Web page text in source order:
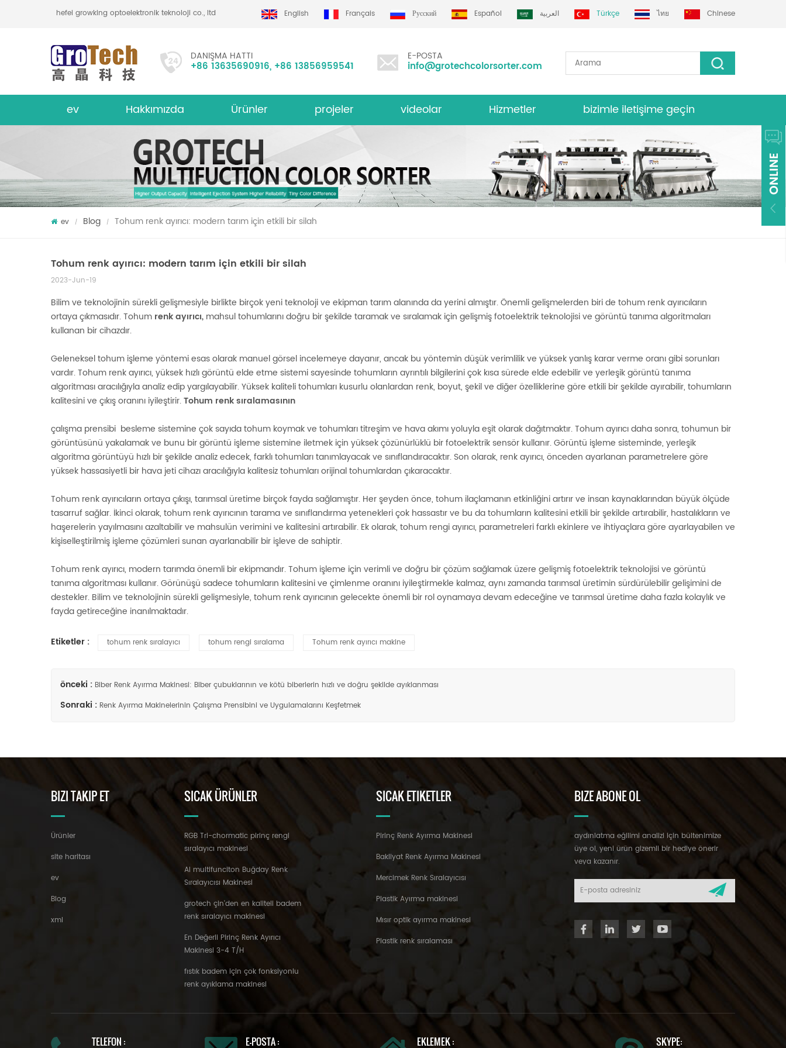
hefei growking optoelektronik teknoloji co., ltd English Français Русский Español العربية Türkçe ไทย Chinese
DANIŞMA HATTI
+86 13635690916, +86 13856959541
E-POSTA
info@grotechcolorsorter.com
ev Hakkımızda Ürünler projeler videolar Hizmetler bizimle iletişime geçin
ev / Blog / Tohum renk ayırıcı: modern tarım için etkili bir silah
Tohum renk ayırıcı: modern tarım için etkili bir silah
2023-Jun-19
Bilim ve teknolojinin sürekli gelişmesiyle birlikte birçok yeni teknoloji ve ekipman tarım alanında da yerini almıştır. Önemli gelişmelerden biri de tohum renk ayırıcıların
ortaya çıkmasıdır. Tohum renk ayırıcı, mahsul tohumlarını doğru bir şekilde taramak ve sıralamak için gelişmiş fotoelektrik teknolojisi ve görüntü tanıma algoritmaları
kullanan bir cihazdır.
Geleneksel tohum işleme yöntemi esas olarak manuel görsel incelemeye dayanır, ancak bu yöntemin düşük verimlilik ve yüksek yanlış karar verme oranı gibi sorunları
vardır. Tohum renk ayırıcı, yüksek hızlı görüntü elde etme sistemi sayesinde tohumların ayrıntılı bilgilerini çok kısa sürede elde edebilir ve yerleşik görüntü tanıma
algoritması aracılığıyla analiz edip yargılayabilir. Yüksek kaliteli tohumları kusurlu olanlardan renk, boyut, şekil ve diğer özelliklerine göre etkili bir şekilde ayırabilir, tohumların
kalitesini ve çıkış oranını iyileştirir.Tohum renk sıralamasının
çalışma prensibi besleme sistemine çok sayıda tohum koymak ve tohumları titreşim ve hava akımı yoluyla eşit olarak dağıtmaktır. Tohum ayırıcı daha sonra, tohumun bir
görüntüsünü yakalamak ve bunu bir görüntü işleme sistemine iletmek için yüksek çözünürlüklü bir fotoelektrik sensör kullanır. Görüntü işleme sisteminde, yerleşik
algoritma görüntüyü hızlı bir şekilde analiz edecek, farklı tohumları tanımlayacak ve sınıflandıracaktır. Son olarak, renk ayırıcı, önceden ayarlanan parametrelere göre
yüksek hassasiyetli bir hava jeti cihazı aracılığıyla kalitesiz tohumları orijinal tohumlardan çıkaracaktır.
Tohum renk ayırıcıların ortaya çıkışı, tarımsal üretime birçok fayda sağlamıştır. Her şeyden önce, tohum ilaçlamanın etkinliğini artırır ve insan kaynaklarından büyük ölçüde
tasarruf sağlar. İkinci olarak, tohum renk ayırıcının tarama ve sınıflandırma yetenekleri çok hassastır ve bu da tohumların kalitesini etkili bir şekilde artırabilir, hastalıkların ve
haşerelerin yayılmasını azaltabilir ve mahsulün verimini ve kalitesini artırabilir. Ek olarak, tohum rengi ayırıcı, parametreleri farklı ekinlere ve ihtiyaçlara göre ayarlayabilen ve
kişiselleştirilmiş işleme çözümleri sunan ayarlanabilir bir işleve de sahiptir.
Tohum renk ayırıcı, modern tarımda önemli bir ekipmandır. Tohum işleme için verimli ve doğru bir çözüm sağlamak üzere gelişmiş fotoelektrik teknolojisi ve görüntü
tanıma algoritması kullanır. Görünüşü sadece tohumların kalitesini ve çimlenme oranını iyileştirmekle kalmaz, aynı zamanda tarımsal üretimin sürdürülebilir gelişimini de
destekler. Bilim ve teknolojinin sürekli gelişmesiyle, tohum renk ayırıcının gelecekte önemli bir rol oynamaya devam edeceğine ve tarımsal üretime daha fazla kolaylık ve
fayda getireceğine inanılmaktadır.
Etiketler : tohum renk sıralayıcı tohum rengi sıralama Tohum renk ayırıcı makine
önceki : Biber Renk Ayırma Makinesi: Biber çubuklarının ve kötü biberlerin hızlı ve doğru şekilde ayıklanması
Sonraki : Renk Ayırma Makinelerinin Çalışma Prensibini ve Uygulamalarını Keşfetmek
BIZI TAKIP ET
Ürünler
site haritası
ev
Blog
xml
SICAK ÜRÜNLER
RGB Tri-chormatic pirinç rengi
sıralayıcı makinesi
AI multifunciton Buğday Renk
Sıralayıcısı Makinesi
grotech çin'den en kaliteli badem
renk sıralayıcı makinesi
En Değerli Pirinç Renk Ayırıcı
Makinesi 3-4 T/H
fıstık badem için çok fonksiyonlu
renk ayıklama makinesi
SICAK ETIKETLER
Pirinç Renk Ayırma Makinesi
Bakliyat Renk Ayırma Makinesi
Mercimek Renk Sıralayıcısı
Plastik Ayırma makinesi
Mısır optik ayırma makinesi
Plastik renk sıralaması
BIZE ABONE OL
aydınlatma eğilimi analizi için bültenimize
üye ol, yeni ürün gizemli bir hediye önerir
veya kazanır.
TELEFON : E-POSTA : EKLEMEK : SKYPE: